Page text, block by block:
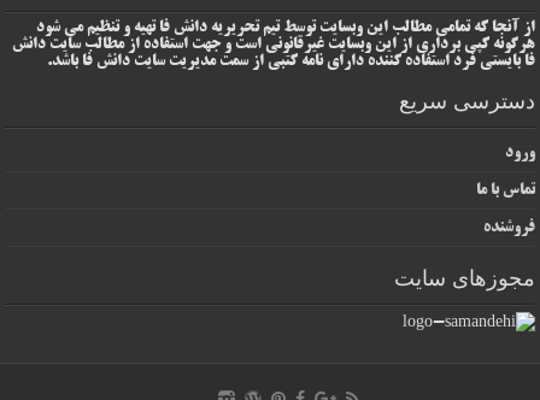
از آنجا که تمامی مطالب این وبسایت توسط تیم تحریریه دانش فا تهیه و تنظیم می شود
هرگونه کپی برداری از این وبسایت غیرقانونی است و جهت استفاده از مطالب سایت دانش
فا بایستی فرد استفاده کننده دارای نامه کتبی از سمت مدیریت سایت دانش فا باشد.
دسترسی سریع
ورود
تماس با ما
فروشنده
مجوزهای سایت